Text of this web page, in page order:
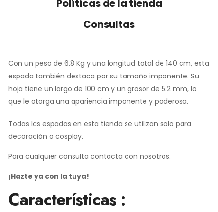
Políticas de la tienda
Consultas
Con un peso de 6.8 Kg y una longitud total de 140 cm, esta
espada también destaca por su tamaño imponente. Su
hoja tiene un largo de 100 cm y un grosor de 5.2 mm, lo
que le otorga una apariencia imponente y poderosa.
Todas las espadas en esta tienda se utilizan solo para
decoración o cosplay.
Para cualquier consulta contacta con nosotros.
¡Hazte ya con la tuya!
Características :